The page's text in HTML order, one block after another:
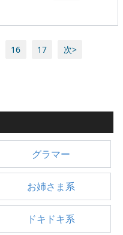
16 17
次>
グラマー
お姉さま系
ドキドキ系